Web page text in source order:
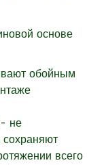
обойным
не
сохраняют
всего